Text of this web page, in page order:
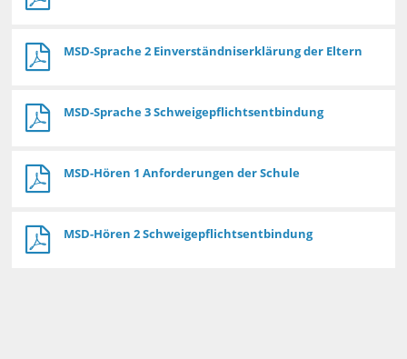
MSD-Sprache 2 Einverständniserklärung der Eltern
MSD-Sprache 3 Schweigepflichtsentbindung
MSD-Hören 1 Anforderungen der Schule
MSD-Hören 2 Schweigepflichtsentbindung